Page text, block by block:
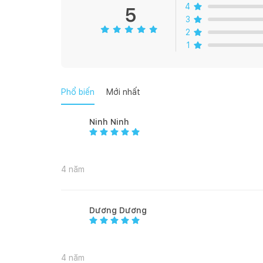
5
4
3
2
1
Phổ biến Mới nhất
Ninh Ninh
4 năm
Dương Dương
4 năm